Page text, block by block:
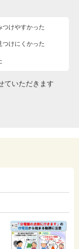
つけやすかった
つけにくかった
ていただきます